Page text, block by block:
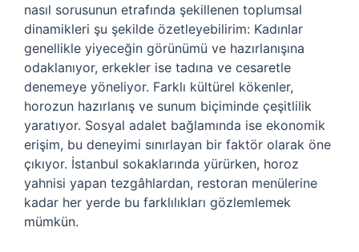
nasıl sorusunun etrafında şekillenen toplumsal
dinamikleri şu şekilde özetleyebilirim: Kadınlar
genellikle yiyeceğin görünümü ve hazırlanışına
odaklanıyor, erkekler ise tadına ve cesaretle
denemeye yöneliyor. Farklı kültürel kökenler,
horozun hazırlanış ve sunum biçiminde çeşitlilik
yaratıyor. Sosyal adalet bağlamında ise ekonomik
erişim, bu deneyimi sınırlayan bir faktör olarak öne
çıkıyor. İstanbul sokaklarında yürürken, horoz
yahnisi yapan tezgâhlardan, restoran menülerine
kadar her yerde bu farklılıkları gözlemlemek
mümkün.